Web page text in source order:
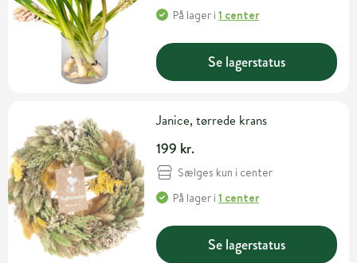
På lager i1 center
Se lagerstatus
Janice, tørrede krans
199 kr.
Sælges kun i center
På lager i1 center
Se lagerstatus